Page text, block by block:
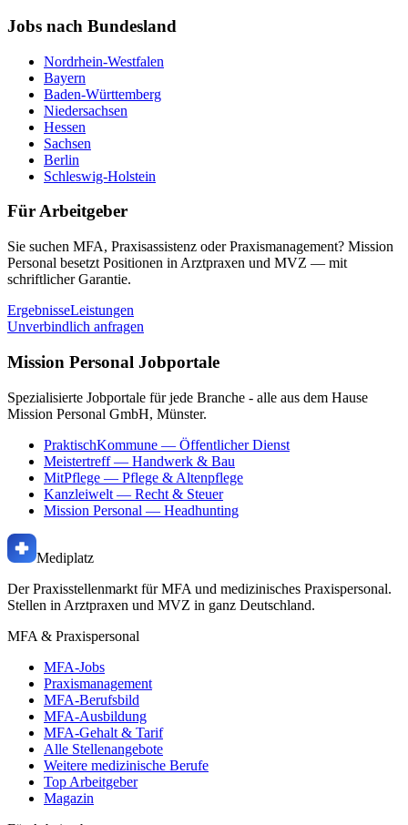
Jobs nach Bundesland
Nordrhein-Westfalen
Bayern
Baden-Württemberg
Niedersachsen
Hessen
Sachsen
Berlin
Schleswig-Holstein
Für Arbeitgeber
Sie suchen MFA, Praxisassistenz oder Praxismanagement? Mission
Personal besetzt Positionen in Arztpraxen und MVZ — mit
schriftlicher Garantie.
ErgebnisseLeistungen
Unverbindlich anfragen
Mission Personal Jobportale
Spezialisierte Jobportale für jede Branche - alle aus dem Hause
Mission Personal GmbH, Münster.
PraktischKommune — Öffentlicher Dienst
Meistertreff— Handwerk & Bau
MitPflege — Pflege & Altenpflege
Kanzleiwelt — Recht & Steuer
Mission Personal — Headhunting
Mediplatz
Der Praxisstellenmarkt für MFA und medizinisches Praxispersonal.
Stellen in Arztpraxen und MVZ in ganz Deutschland.
MFA & Praxispersonal
MFA-Jobs
Praxismanagement
MFA-Berufsbild
MFA-Ausbildung
MFA-Gehalt & Tarif
Alle Stellenangebote
Weitere medizinische Berufe
Top Arbeitgeber
Magazin